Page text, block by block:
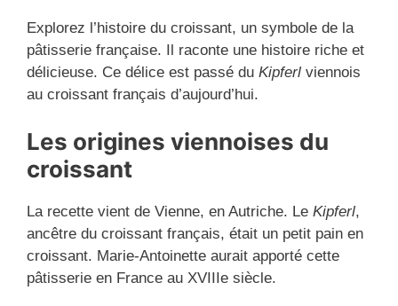
Explorez l’histoire du croissant, un symbole de la
pâtisserie française. Il raconte une histoire riche et
délicieuse. Ce délice est passé du Kipferl viennois
au croissant français d’aujourd’hui.
Les origines viennoises du
croissant
La recette vient de Vienne, en Autriche. Le Kipferl,
ancêtre du croissant français, était un petit pain en
croissant. Marie-Antoinette aurait apporté cette
pâtisserie en France au XVIIIe siècle.